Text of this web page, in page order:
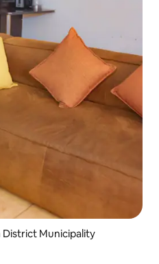
District Municipality